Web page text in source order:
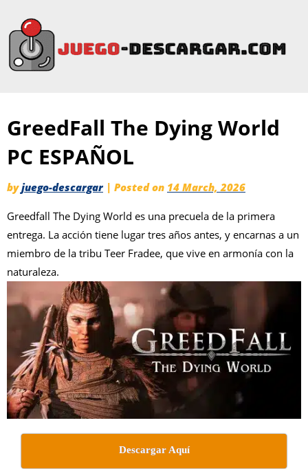
GreedFall The Dying World
PC ESPAÑOL
byjuego-descargar | Posted on 14 March, 2026
Greedfall The Dying World es una precuela de la primera
entrega. La acción tiene lugar tres años antes, y encarnas a un
miembro de la tribu Teer Fradee, que vive en armonía con la
naturaleza.
Descargar Aquí